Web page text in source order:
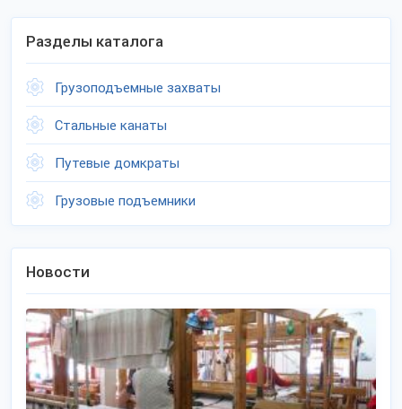
Разделы каталога
Грузоподъемные захваты
Стальные канаты
Путевые домкраты
Грузовые подъемники
Новости